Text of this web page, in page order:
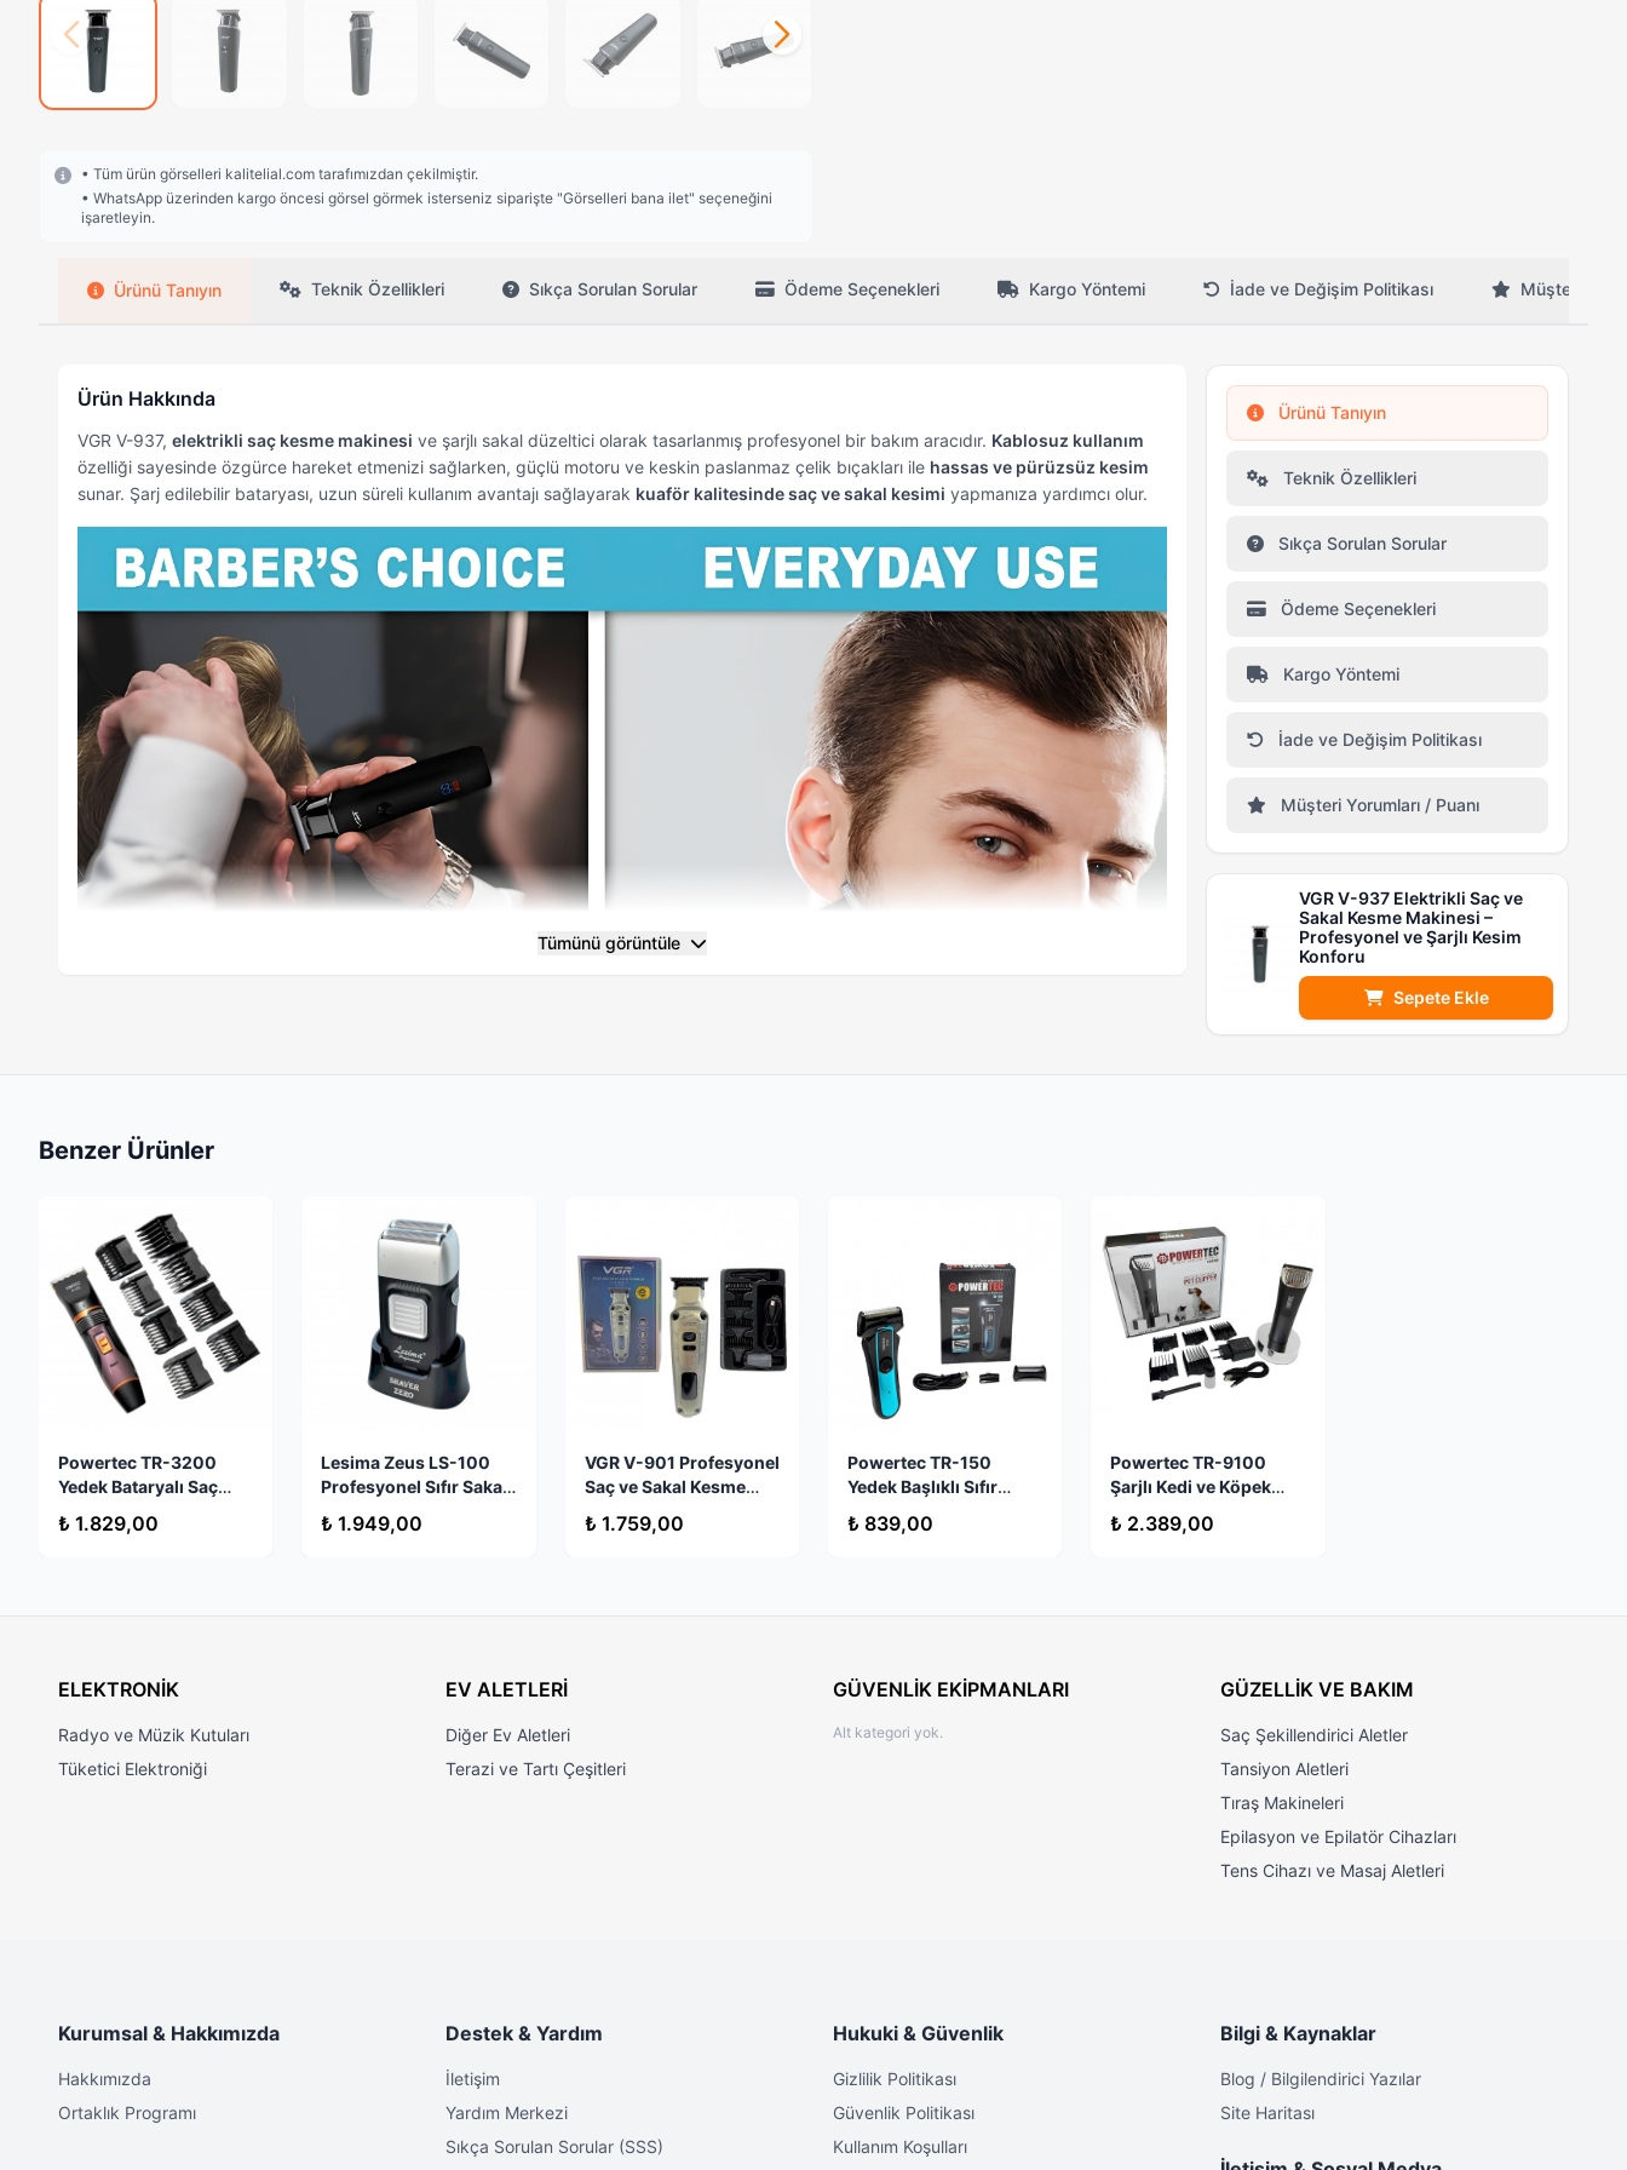
• Tüm ürün görselleri kalitelial.com tarafımızdan çekilmiştir.
• WhatsApp üzerinden kargo öncesi görsel görmek isterseniz siparişte "Görselleri bana ilet" seçeneğini
işaretleyin.
Ürünü Tanıyın Teknik Özellikleri Sıkça Sorulan Sorular Ödeme Seçenekleri Kargo Yöntemi İade ve Değişim Politikası Müşteri
Ürün Hakkında
VGR V-937, elektrikli saç kesme makinesi ve şarjlı sakal düzeltici olarak tasarlanmış profesyonel bir bakım aracıdır. Kablosuz kullanım
özelliği sayesinde özgürce hareket etmenizi sağlarken, güçlü motoru ve keskin paslanmaz çelik bıçakları ile hassas ve pürüzsüz kesim
sunar. Şarj edilebilir bataryası, uzun süreli kullanım avantajı sağlayarak kuaför kalitesinde saç ve sakal kesimi yapmanıza yardımcı olur.
yapmanıza olanak tanır.
, ergonomik tasarım ve kolay taşınabilir yapısıyla evde veya seyahatlerde kullanıma
idealdir. Sessiz çalışma özelliğiyle rahatsız edici sesleri minimuma indirir.
Ürün Özellikleri:
Tümünü görüntüle
Ürünü Tanıyın
Teknik Özellikleri
Sıkça Sorulan Sorular
Ödeme Seçenekleri
Kargo Yöntemi
İade ve Değişim Politikası
Müşteri Yorumları / Puanı
VGR V-937 Elektrikli Saç ve
Sakal Kesme Makinesi –
Profesyonel ve Şarjlı Kesim
Konforu
Sepete Ekle
Benzer Ürünler
Powertec TR-3200
Yedek Bataryalı Saç
₺ 1.829,00
Lesima Zeus LS-100
Profesyonel Sıfır Sakal
Kalitelial.com
₺ 1.949,00
VGR V-901 Profesyonel
Saç ve Sakal Kesme
₺ 1.759,00
Powertec TR-150
Yedek Başlıklı Sıfır
Hassas Tıraş ve Kolay
₺ 839,00
Powertec TR-9100
Şarjlı Kedi ve Köpek
₺ 2.389,00
ELEKTRONİK
Radyo ve Müzik Kutuları
Tüketici Elektroniği
EV ALETLERİ
Diğer Ev Aletleri
Terazi ve Tartı Çeşitleri
GÜVENLİK EKİPMANLARI
Alt kategori yok.
GÜZELLİK VE BAKIM
Saç Şekillendirici Aletler
Tansiyon Aletleri
Tıraş Makineleri
Epilasyon ve Epilatör Cihazları
Tens Cihazı ve Masaj Aletleri
Kurumsal & Hakkımızda
Hakkımızda
Ortaklık Programı
Destek & Yardım
İletişim
Yardım Merkezi
Sıkça Sorulan Sorular (SSS)
Hukuki & Güvenlik
Gizlilik Politikası
Güvenlik Politikası
Kullanım Koşulları
Bilgi & Kaynaklar
Blog / Bilgilendirici Yazılar
Site Haritası